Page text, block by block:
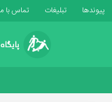
پیوندها تبلیغات تماس با